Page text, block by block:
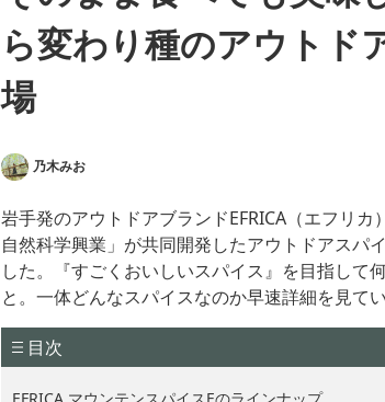
ら変わり種のアウトド
場
乃木みお
岩手発のアウトドアブランドEFRICA（エフリ
自然科学興業」が共同開発したアウトドアスパ
した。『すごくおいしいスパイス』を目指して
と。一体どんなスパイスなのか早速詳細を見てい
目次